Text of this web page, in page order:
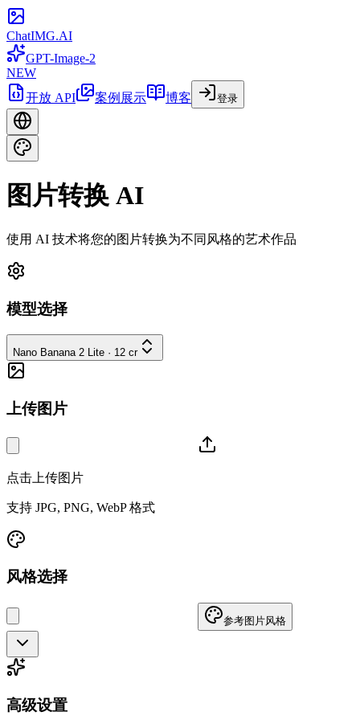
ChatIMG.AI
GPT-Image-2
NEW
开放 API
案例展示 博客 登录
图片转换 AI
使用 AI 技术将您的图片转换为不同风格的艺术作品
模型选择
Nano Banana 2 Lite · 12 cr
上传图片
点击上传图片
支持 JPG, PNG, WebP 格式
风格选择
参考图片风格
高级设置